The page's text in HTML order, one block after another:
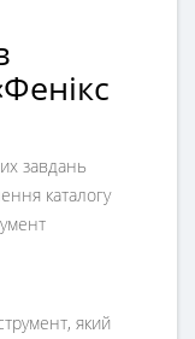
завдань
каталогу
який